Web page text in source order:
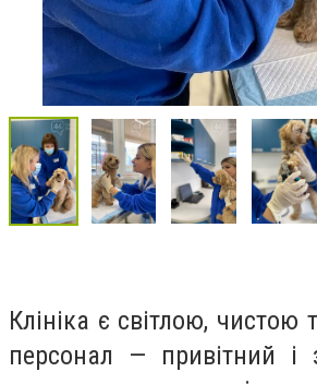
Клініка є світлою,
персонал — привітний і